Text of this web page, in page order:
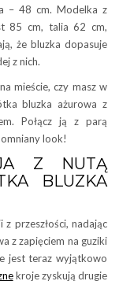
– 48 cm. Modelka z
85 cm, talia 62 cm,
że bluzka dopasuje
z nich.
mieście, czy masz w
bluzka ażurowa z
Połącz ją z parą
look!
Z NUTĄ
BLUZKA
przeszłości, nadając
z zapięciem na guziki
jest teraz wyjątkowo
kroje zyskują drugie